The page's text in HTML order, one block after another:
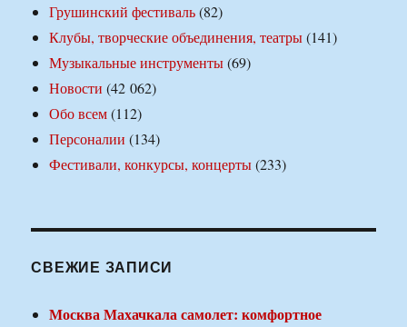
Грушинский фестиваль(82)
Клубы, творческие объединения, театры(141)
Музыкальные инструменты(69)
Новости (42 062)
Обо всем(112)
Персоналии (134)
Фестивали, конкурсы, концерты(233)
СВЕЖИЕ ЗАПИСИ
Москва Махачкала самолет: комфортное